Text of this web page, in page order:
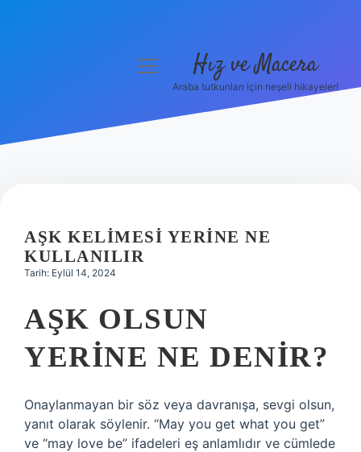
Hakkımızda
menüyü
Hız ve Macera
Araba tutkunları için neşeli hikayeler!
AŞK KELIMESI YERINE NE
KULLANILIR
Tarih: Eylül 14, 2024
AŞK OLSUN
YERINE NE DENIR?
Onaylanmayan bir söz veya davranışa, sevgi olsun,
yanıt olarak söylenir. “May you get what you get”
ve “may love be” ifadeleri eş anlamlıdır ve cümlede